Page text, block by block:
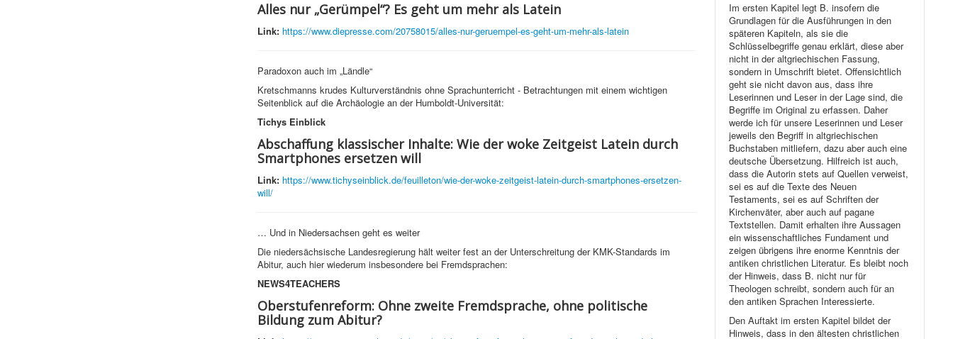
Alles nur „Gerümpel“? Es geht um mehr als Latein
Link: https://www.diepresse.com/20758015/alles-nur-geruempel-es-geht-um-mehr-als-latein
Paradoxon auch im „Ländle“
Kretschmanns krudes Kulturverständnis ohne Sprachunterricht - Betrachtungen mit einem wichtigen
Seitenblick auf die Archäologie an der Humboldt-Universität:
Tichys Einblick
Abschaffung klassischer Inhalte: Wie der woke Zeitgeist Latein durch
Smartphones ersetzen will
Link: https://www.tichyseinblick.de/feuilleton/wie-der-woke-zeitgeist-latein-durch-smartphones-ersetzen-
will/
… Und in Niedersachsen geht es weiter
Die niedersächsische Landesregierung hält weiter fest an der Unterschreitung der KMK-Standards im
Abitur, auch hier wiederum insbesondere bei Fremdsprachen:
NEWS4TEACHERS
Oberstufenreform: Ohne zweite Fremdsprache, ohne politische
Bildung zum Abitur?
Im ersten Kapitel legt B. insofern die
Grundlagen für die Ausführungen in den
späteren Kapiteln, als sie die
Schlüsselbegriffe genau erklärt, diese aber
nicht in der altgriechischen Fassung,
sondern in Umschrift bietet. Offensichtlich
geht sie nicht davon aus, dass ihre
Leserinnen und Leser in der Lage sind, die
Begriffe im Original zu erfassen. Daher
werde ich für unsere Leserinnen und Leser
jeweils den Begriff in altgriechischen
Buchstaben mitliefern, dazu aber auch eine
deutsche Übersetzung. Hilfreich ist auch,
dass die Autorin stets auf Quellen verweist,
sei es auf die Texte des Neuen
Testaments, sei es auf Schriften der
Kirchenväter, aber auch auf pagane
Textstellen. Damit erhalten ihre Aussagen
ein wissenschaftliches Fundament und
zeigen übrigens ihre enorme Kenntnis der
antiken christlichen Literatur. Es bleibt noch
der Hinweis, dass B. nicht nur für
Theologen schreibt, sondern auch für an
den antiken Sprachen Interessierte.
Den Auftakt im ersten Kapitel bildet der
Hinweis, dass in den ältesten christlichen